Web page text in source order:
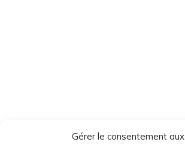
Gérer le consentement aux